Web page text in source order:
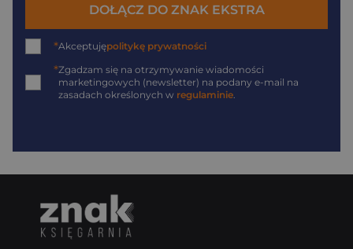
DOŁĄCZ DO ZNAK EKSTRA
*Akceptujępolitykę prywatności
*Zgadzam się na otrzymywanie wiadomości
marketingowych (newsletter) na podany e-mail na
zasadach określonych w regulaminie.